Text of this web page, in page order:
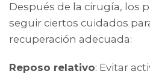
Después de la cirugía, los
seguir ciertos cuidados
recuperación adecuada:
Reposo relativo: Evitar